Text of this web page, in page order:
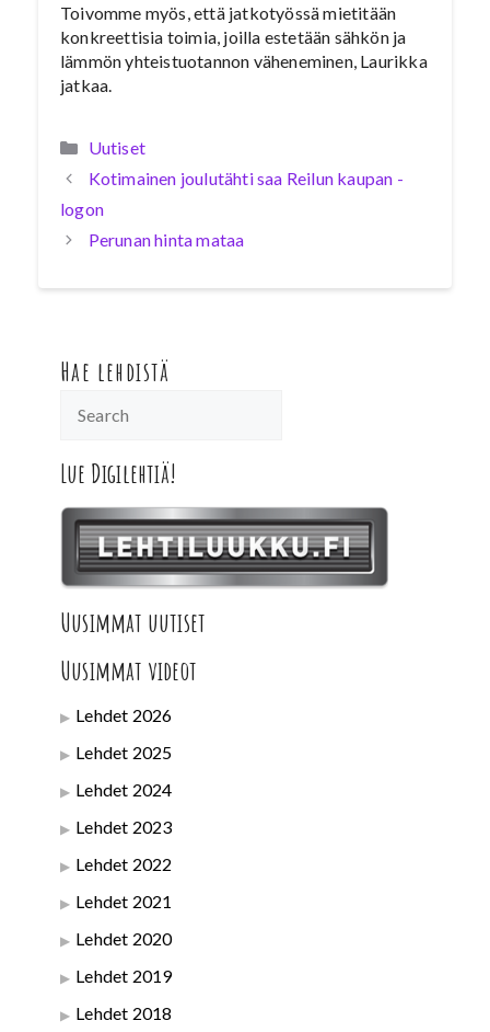
Toivomme myös, että jatkotyössä mietitään
konkreettisia toimia, joilla estetään sähkön ja
lämmön yhteistuotannon väheneminen, Laurikka
jatkaa.
Kategoriat
Uutiset
Kotimainen joulutähti saa Reilun kaupan -
logon
Perunan hinta mataa
Hae lehdistä
Lue Digilehtiä!
Uusimmat uutiset
Uusimmat videot
Lehdet 2026
Lehdet 2025
Lehdet 2024
Lehdet 2023
Lehdet 2022
Lehdet 2021
Lehdet 2020
Lehdet 2019
Lehdet 2018